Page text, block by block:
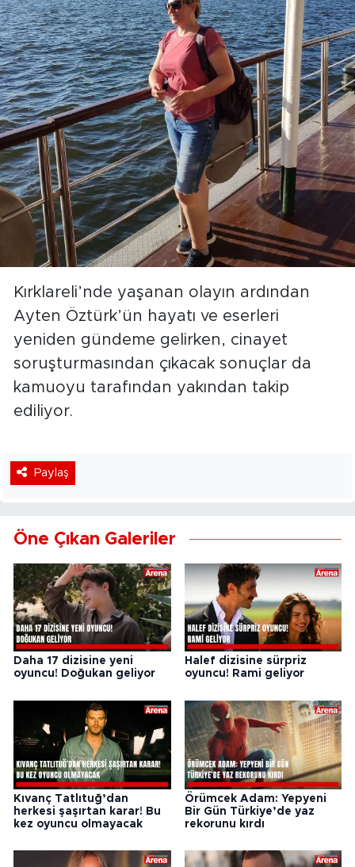
Kırklareli’nde yaşanan olayın ardından
Ayten Öztürk’ün hayatı ve eserleri
yeniden gündeme gelirken, cinayet
soruşturmasından çıkacak sonuçlar da
kamuoyu tarafından yakından takip
ediliyor.
Paylaş
Öne Çıkan Galeriler
Daha 17 dizisine yeni
oyuncu! Doğukan geliyor
Halef dizisine sürpriz
oyuncu! Rami geliyor
Kıvanç Tatlıtuğ’dan
herkesi şaşırtan karar! Bu
kez oyuncu olmayacak
Örümcek Adam: Yepyeni
Bir Gün Türkiye’de yaz
rekorunu kırdı